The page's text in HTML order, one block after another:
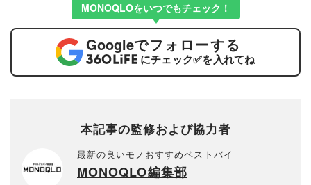
MONOQLOをいつでもチェック！
Googleでフォローする
にチェック✅を入れてね
本記事の監修および協力者
最新の良いモノおすすめベストバイ
MONOQLO編集部